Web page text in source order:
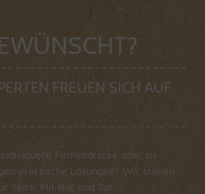
FREUEN SICH AUF
Firmendrucke oder zu
praktische Lösungen? Wir stehen
Seite. Mit Rat und Tat.